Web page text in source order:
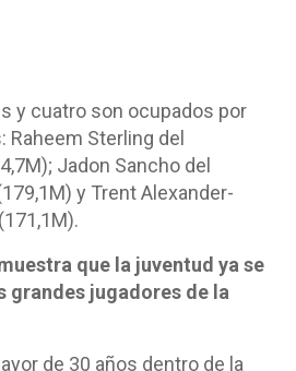
y cuatro son ocupados por
Raheem Sterling del
Jadon Sancho del
y Trent Alexander-
que la juventud ya se
grandes jugadores de la
de 30 años dentro de la